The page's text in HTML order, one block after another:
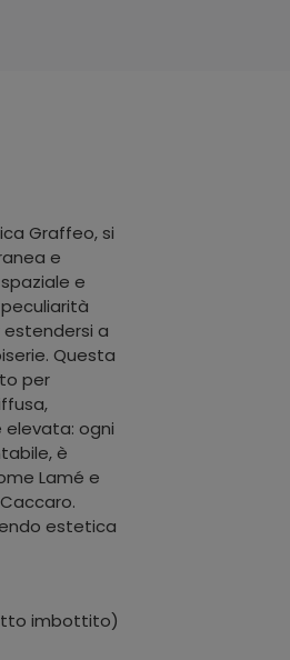
Graffeo, si
e
e
a
Questa
per
elevata: ogni
è
Lamé e
estetica
imbottito)